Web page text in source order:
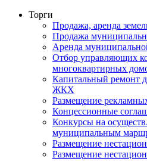
Торги
Продажа, аренда
Продажа
Аренда
Отбор управляющих
многоквартирных
Капитальный ремонт
ЖКХ
Размещение
Концессионные
Конкурсы на
муниципальным
Размещение
Размещение